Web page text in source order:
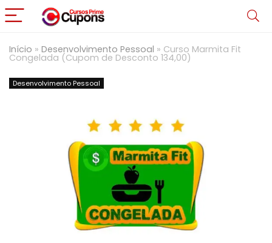
Início » Desenvolvimento Pessoal » Curso Marmita Fit
Congelada (Cupom de Desconto 134,00)
Desenvolvimento Pessoal